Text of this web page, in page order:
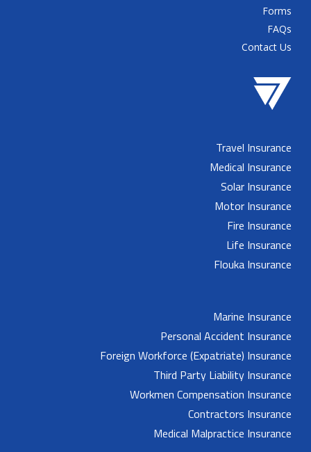
Forms
FAQs
Contact Us
Travel Insurance
Medical Insurance
Solar Insurance
Motor Insurance
Fire Insurance
Life Insurance
Flouka Insurance
Marine Insurance
Personal Accident Insurance
Foreign Workforce (Expatriate) Insurance
Third Party Liability Insurance
Workmen Compensation Insurance
Contractors Insurance
Medical Malpractice Insurance